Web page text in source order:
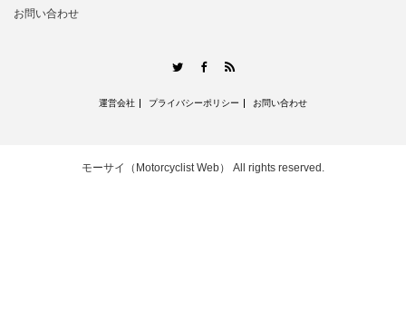
お問い合わせ
TwitterFacebook
運営会社 プライバシーポリシー お問い合わせ
モーサイ（Motorcyclist Web） All rights reserved.